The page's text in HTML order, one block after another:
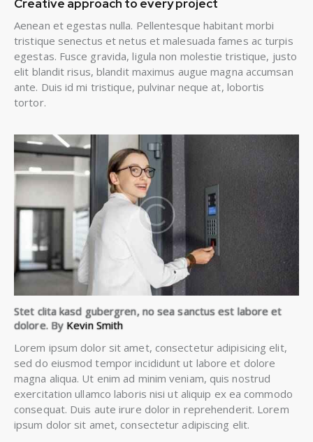
Creative approach to every project
Aenean et egestas nulla. Pellentesque habitant morbi
tristique senectus et netus et malesuada fames ac turpis
egestas. Fusce gravida, ligula non molestie tristique, justo
elit blandit risus, blandit maximus augue magna accumsan
ante. Duis id mi tristique, pulvinar neque at, lobortis
tortor.
Stet clita kasd gubergren, no sea sanctus est labore et
dolore. By Kevin Smith
Lorem ipsum dolor sit amet, consectetur adipisicing elit,
sed do eiusmod tempor incididunt ut labore et dolore
magna aliqua. Ut enim ad minim veniam, quis nostrud
exercitation ullamco laboris nisi ut aliquip ex ea commodo
consequat. Duis aute irure dolor in reprehenderit. Lorem
ipsum dolor sit amet, consectetur adipiscing elit.